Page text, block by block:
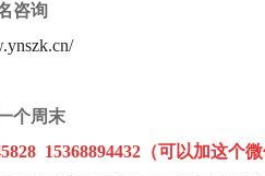
咨询
个周末
15368894432（可以加这个